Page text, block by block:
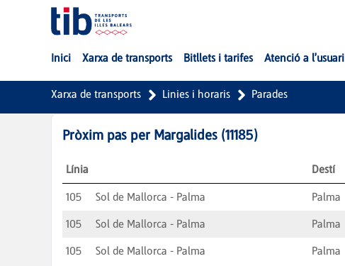
Salta al contingut principal
Inici Xarxa de transports Bitllets i tarifes Atenció a l'usuari
Xarxa de transports Linies i horaris Parades
Pròxim pas per Margalides (11185)
Línia Destí
105 Sol de Mallorca - Palma Palma
105
Sol de Mallorca - Palma Palma
105
Sol de Mallorca - Palma Palma